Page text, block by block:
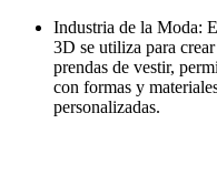
Industria de la Moda:
3D se utiliza para
prendas de vestir,
con formas y
personalizadas.